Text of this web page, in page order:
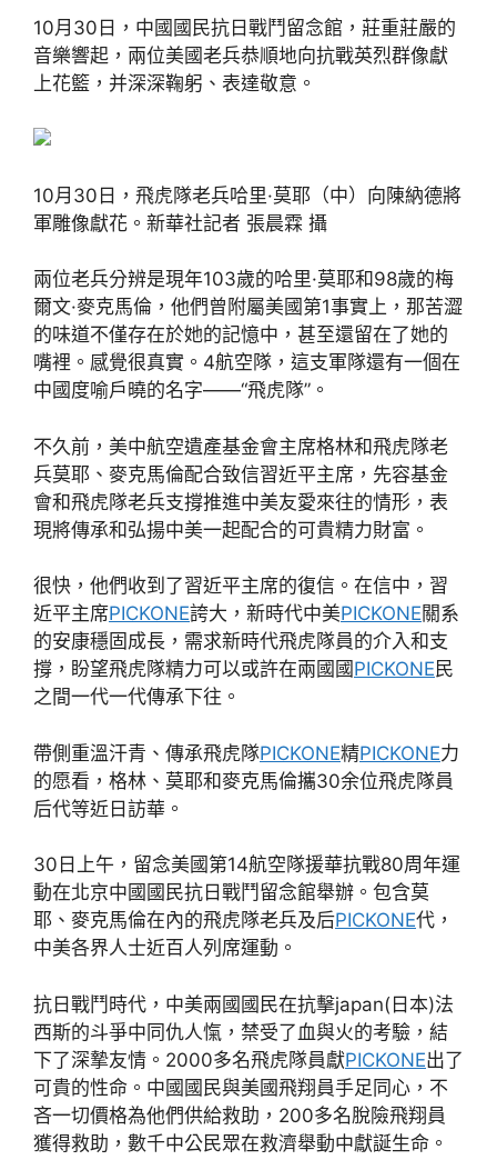
10月30日，中國國民抗日戰鬥留念館，莊重莊嚴的
音樂響起，兩位美國老兵恭順地向抗戰英烈群像獻
上花籃，并深深鞠躬、表達敬意。
10月30日，飛虎隊老兵哈里·莫耶（中）向陳納德將
軍雕像獻花。新華社記者 張晨霖 攝
兩位老兵分辨是現年103歲的哈里·莫耶和98歲的梅
爾文·麥克馬倫，他們曾附屬美國第1事實上，那苦澀
的味道不僅存在於她的記憶中，甚至還留在了她的
嘴裡。感覺很真實。4航空隊，這支軍隊還有一個在
中國度喻戶曉的名字——“飛虎隊”。
不久前，美中航空遺產基金會主席格林和飛虎隊老
兵莫耶、麥克馬倫配合致信習近平主席，先容基金
會和飛虎隊老兵支撐推進中美友愛來往的情形，表
現將傳承和弘揚中美一起配合的可貴精力財富。
很快，他們收到了習近平主席的復信。在信中，習
近平主席PICKONE誇大，新時代中美PICKONE關系
的安康穩固成長，需求新時代飛虎隊員的介入和支
撐，盼望飛虎隊精力可以或許在兩國國 PICKONE民
之間一代一代傳承下往。
帶側重溫汗青、傳承飛虎隊PICKONE精PICKONE力
的愿看，格林、莫耶和麥克馬倫攜30余位飛虎隊員
后代等近日訪華。
30日上午，留念美國第14航空隊援華抗戰80周年運
動在北京中國國民抗日戰鬥留念館舉辦。包含莫
耶、麥克馬倫在內的飛虎隊老兵及后PICKONE代，
中美各界人士近百人列席運動。
抗日戰鬥時代，中美兩國國民在抗擊japan(日本)法
西斯的斗爭中同仇人愾，禁受了血與火的考驗，結
下了深摯友情。2000多名飛虎隊員獻PICKONE出了
可貴的性命。中國國民與美國飛翔員手足同心，不
吝一切價格為他們供給救助，200多名脫險飛翔員
獲得救助，數千中公民眾在救濟舉動中獻誕生命。